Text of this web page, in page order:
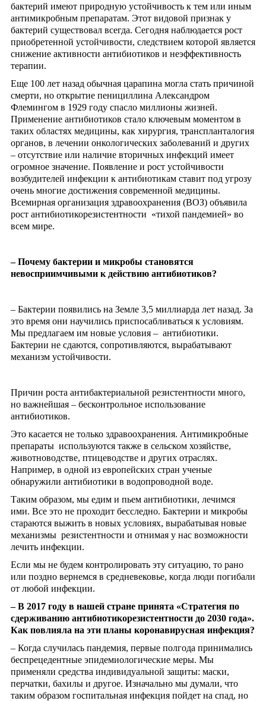
бактерий имеют природную устойчивость к тем или иным
антимикробным препаратам. Этот видовой признак у
бактерий существовал всегда. Сегодня наблюдается рост
приобретенной устойчивости, следствием которой является
снижение активности антибиотиков и неэффективность
терапии.
Еще 100 лет назад обычная царапина могла стать причиной
смерти, но открытие пенициллина Александром
Флемингом в 1929 году спасло миллионы жизней.
Применение антибиотиков стало ключевым моментом в
таких областях медицины, как хирургия, транспланталогия
органов, в лечении онкологических заболеваний и других
– отсутствие или наличие вторичных инфекций имеет
огромное значение. Появление и рост устойчивости
возбудителей инфекции к антибиотикам ставит под угрозу
очень многие достижения современной медицины.
Всемирная организация здравоохранения (ВОЗ) объявила
рост антибиотикорезистентности «тихой пандемией» во
всем мире.
– Почему бактерии и микробы становятся
невосприимчивыми к действию антибиотиков?
– Бактерии появились на Земле 3,5 миллиарда лет назад. За
это время они научились приспосабливаться к условиям.
Мы предлагаем им новые условия – антибиотики.
Бактерии не сдаются, сопротивляются, вырабатывают
механизм устойчивости.
Причин роста антибактериальной резистентности много,
но важнейшая – бесконтрольное использование
антибиотиков.
Это касается не только здравоохранения. Антимикробные
препараты используются также в сельском хозяйстве,
животноводстве, птицеводстве и других отраслях.
Например, в одной из европейских стран ученые
обнаружили антибиотики в водопроводной воде.
Таким образом, мы едим и пьем антибиотики, лечимся
ими. Все это не проходит бесследно. Бактерии и микробы
стараются выжить в новых условиях, вырабатывая новые
механизмы резистентности и отнимая у нас возможности
лечить инфекции.
Если мы не будем контролировать эту ситуацию, то рано
или поздно вернемся в средневековье, когда люди погибали
от любой инфекции.
– В 2017 году в нашей стране принята «Стратегия по
сдерживанию антибиотикорезистентности до 2030 года».
Как повлияла на эти планы коронавирусная инфекция?
– Когда случилась пандемия, первые полгода принимались
беспрецедентные эпидемиологические меры. Мы
применяли средства индивидуальной защиты: маски,
перчатки, бахилы и другое. Изначально мы думали, что
таким образом госпитальная инфекция пойдет на спад, но